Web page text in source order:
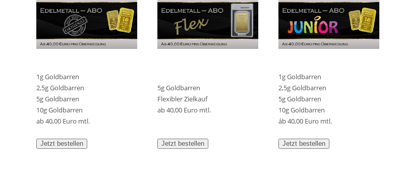
1g Goldbarren
2,5g Goldbarren
5g Goldbarren
10g Goldbarren
ab 40,00 Euro mtl.
5g Goldbarren
Flexibler Zielkauf
ab 40,00 Euro mtl.
1g Goldbarren
2,5g Goldbarren
5g Goldbarren
10g Goldbarren
áb 40,00 Euro mtl.
Jetzt bestellen Jetzt bestellen Jetzt bestellen